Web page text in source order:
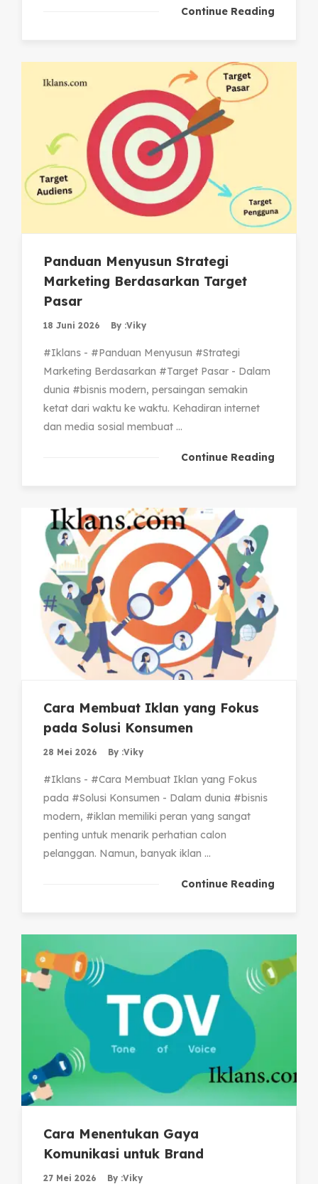
Continue Reading
Panduan Menyusun Strategi
Marketing Berdasarkan Target
Pasar
18 Juni 2026 By :Viky
#Iklans - #Panduan Menyusun #Strategi
Marketing Berdasarkan #Target Pasar - Dalam
dunia #bisnis modern, persaingan semakin
ketat dari waktu ke waktu. Kehadiran internet
dan media sosial membuat ...
Continue Reading
Cara Membuat Iklan yang Fokus
pada Solusi Konsumen
28 Mei 2026 By :Viky
#Iklans - #Cara Membuat Iklan yang Fokus
pada #Solusi Konsumen - Dalam dunia #bisnis
modern, #iklan memiliki peran yang sangat
penting untuk menarik perhatian calon
pelanggan. Namun, banyak iklan ...
Continue Reading
Cara Menentukan Gaya
Komunikasi untuk Brand
27 Mei 2026 By :Viky